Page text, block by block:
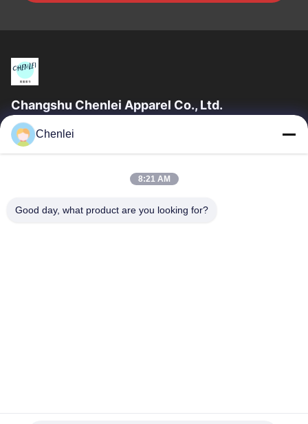
Changshu Chenlei Apparel Co., Ltd.
CHANGSHU CHENLEI APPAREL CO., LTD. Наш завод был
основан в 2011 году, расположен в городе Сучжоу,
Главная Страница
Продукция
Chenlei
8:21 AM
Good day, what product are you looking for?